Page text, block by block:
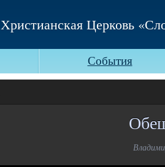
Христианская Церковь
События